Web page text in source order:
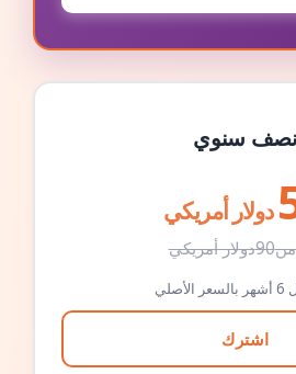
نصف سنوي
دولار أمريكي
من90دولار أمريكي
اشترك